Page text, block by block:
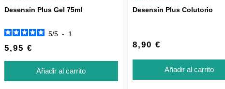
Desensin Plus Gel 75ml
5/5 - 1
5,95 €
Añadir al carrito
Desensin Plus Colutorio
8,90 €
Añadir al carrito